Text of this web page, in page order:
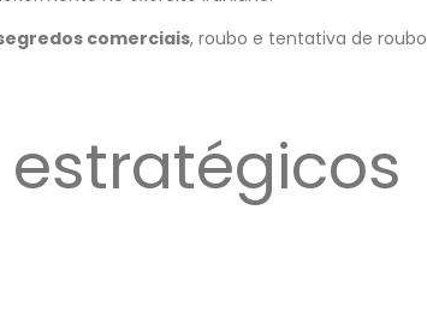
comerciais, roubo e tentativa de roubo